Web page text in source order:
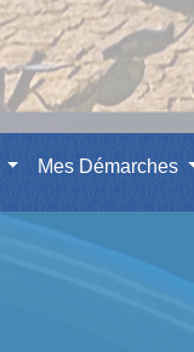
Mes Démarches